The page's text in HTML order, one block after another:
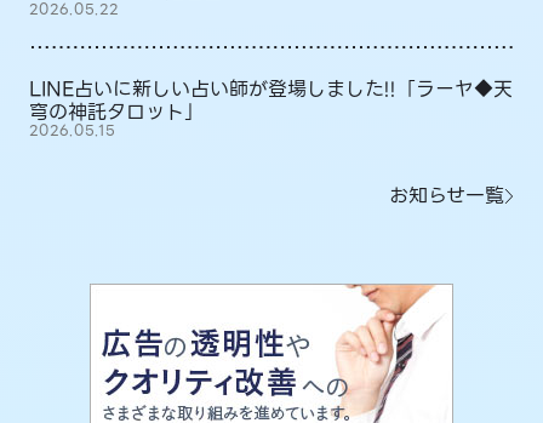
2026.05.22
LINE占いに新しい占い師が登場しました!!「ラーヤ◆天
穹の神託タロット」
2026.05.15
お知らせ一覧